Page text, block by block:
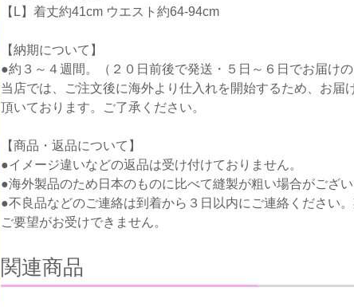
【L】着丈約41cm ウエスト約64-94cm
【納期について】
●約３～４週間。（２０日前後で発送・５日～６日でお届けの
当店では、ご注文後に海外より仕入れを開始するため、お届
頂いております。ご了承ください。
【商品・返品について】
●イメージ違いなどの返品は受け付けておりません。
●海外製品のため日本のものに比べて縫製が粗い場合がござい
●不良品などのご連絡は到着から３日以内にご連絡ください
ご要望がお受けできません。
関連商品